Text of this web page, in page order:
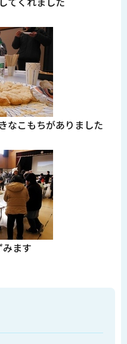
なこもちがありました
ます